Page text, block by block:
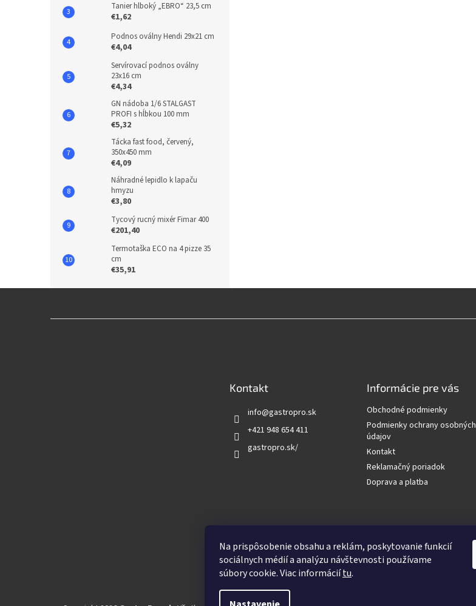
Na prispôsobenie obsahu a reklám, poskytovanie funkcií
sociálnych médií a analýzu návštevnosti používame
súbory cookie. Viac informáciítu.
Tanier hlboký „EBRO“ 23,5 cm
€1,62
Podnos oválny Hendi 29x21 cm
€4,04
Servírovací podnos oválny
23x16 cm
€4,34
GN nádoba 1/6 STALGAST
PROFI s hĺbkou 100 mm
€5,32
Tácka fast food, červený,
350x450 mm
€4,09
Náhradné lepidlo k lapaču
hmyzu
€3,80
Tycový rucný mixér Fimar 400
€201,40
Termotaška ECO na 4 pizze 35
cm
€35,91
Kontakt
info@gastropro.sk
+421 948 654 411
gastropro.sk/
Informácie pre vás
Obchodné podmienky
Podmienky ochrany osobných
údajov
Kontakt
Reklamačný poriadok
Doprava a platba
HĽADAŤ